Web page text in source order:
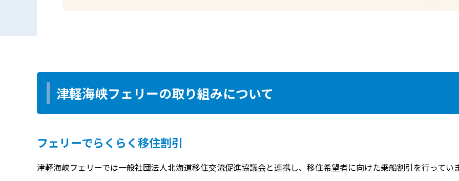
津軽海峡フェリーの取り組みについて
フェリーでらくらく移住割引
津軽海峡フェリーでは一般社団法人北海道移住交流促進協議会と連携し、移住希望者に向けた乗船割引を行ってい